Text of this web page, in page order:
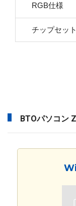
RGB仕様
チップセット
BTOパソコン